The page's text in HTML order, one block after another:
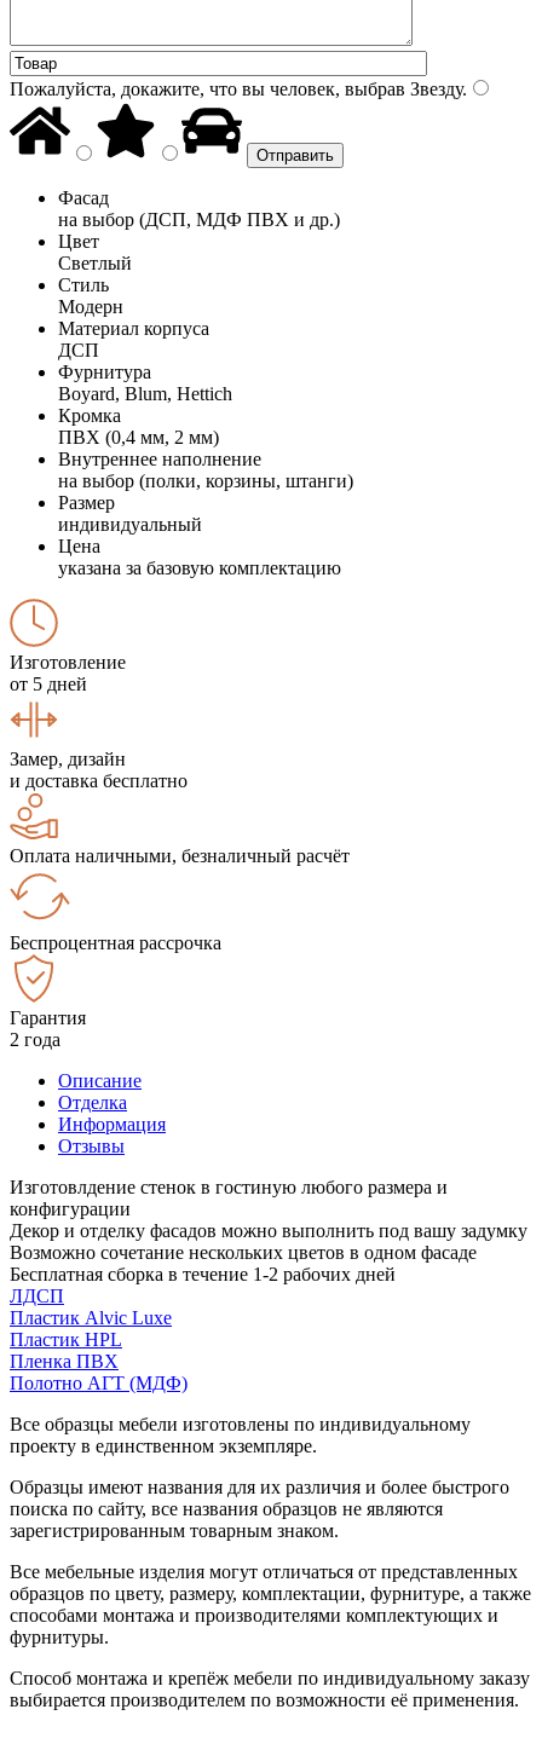
Пожалуйста, докажите, что вы человек, выбрав Звезду.
Фасад
на выбор (ДСП, МДФ ПВХ и др.)
Цвет
Светлый
Стиль
Модерн
Материал корпуса
ДСП
Фурнитура
Boyard, Blum, Hettich
Кромка
ПВХ (0,4 мм, 2 мм)
Внутреннее наполнение
на выбор (полки, корзины, штанги)
Размер
индивидуальный
Цена
указана за базовую комплектацию
Изготовление
от 5 дней
Замер, дизайн
и доставка бесплатно
Оплата наличными, безналичный расчёт
Беспроцентная рассрочка
Гарантия
2 года
Описание
Отделка
Информация
Отзывы
Изготовлдение стенок в гостиную любого размера и
конфигурации
Декор и отделку фасадов можно выполнить под вашу задумку
Возможно сочетание нескольких цветов в одном фасаде
Бесплатная сборка в течение 1-2 рабочих дней
ЛДСП
Пластик Alvic Luxe
Пластик HPL
Пленка ПВХ
Полотно АГТ (МДФ)
Все образцы мебели изготовлены по индивидуальному
проекту в единственном экземпляре.
Образцы имеют названия для их различия и более быстрого
поиска по сайту, все названия образцов не являются
зарегистрированным товарным знаком.
Все мебельные изделия могут отличаться от представленных
образцов по цвету, размеру, комплектации, фурнитуре, а также
способами монтажа и производителями комплектующих и
фурнитуры.
Способ монтажа и крепёж мебели по индивидуальному заказу
выбирается производителем по возможности её применения.